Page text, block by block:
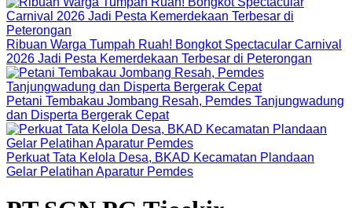
Ribuan Warga Tumpah Ruah! Bongkot Spectacular Carnival
2026 Jadi Pesta Kemerdekaan Terbesar di Peterongan
Petani Tembakau Jombang Resah, Pemdes Tanjungwadung
dan Disperta Bergerak Cepat
Perkuat Tata Kelola Desa, BKAD Kecamatan Plandaan
Gelar Pelatihan Aparatur Pemdes